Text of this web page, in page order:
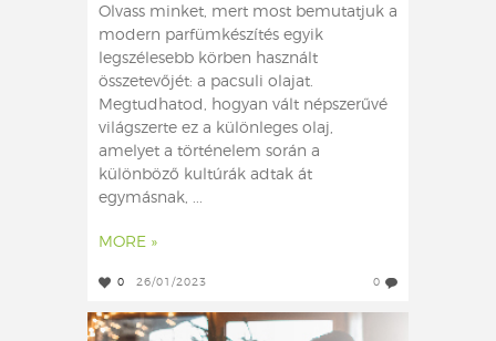
Olvass minket, mert most bemutatjuk a
modern parfümkészítés egyik
legszélesebb körben használt
összetevőjét: a pacsuli olajat.
Megtudhatod, hogyan vált népszerűvé
világszerte ez a különleges olaj,
amelyet a történelem során a
különböző kultúrák adtak át
egymásnak, ...
MORE »
0 26/01/2023 0